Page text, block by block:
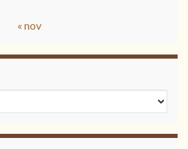
« nov